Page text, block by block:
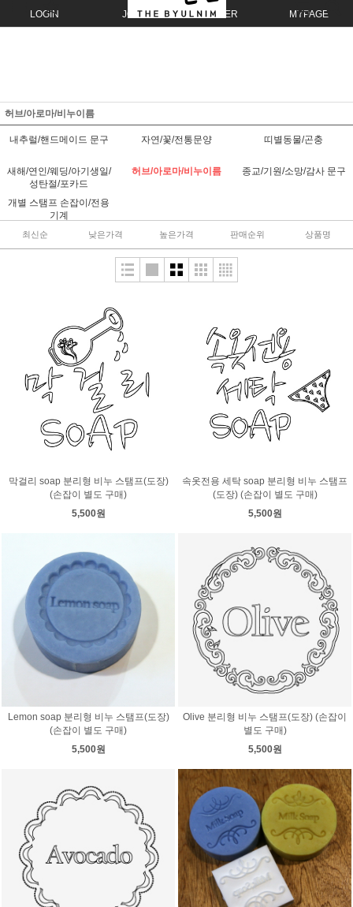
LOGIN JOIN ORDER MYPAGE
허브/아로마/비누이름
내추럴/핸드메이드 문구 자연/꽃/전통문양 띠별동물/곤충
새해/연인/웨딩/아기생일/
성탄절/포카드
허브/아로마/비누이름 종교/기원/소망/감사 문구
개별 스탬프 손잡이/전용
기계
최신순 낮은가격 높은가격 판매순위 상품명
막걸리 soap 분리형 비누 스탬프(도장)
(손잡이 별도 구매)
5,500원
속옷전용 세탁 soap 분리형 비누 스탬프
(도장) (손잡이 별도 구매)
5,500원
Lemon soap 분리형 비누 스탬프(도장)
(손잡이 별도 구매)
5,500원
Olive 분리형 비누 스탬프(도장) (손잡이
별도 구매)
5,500원